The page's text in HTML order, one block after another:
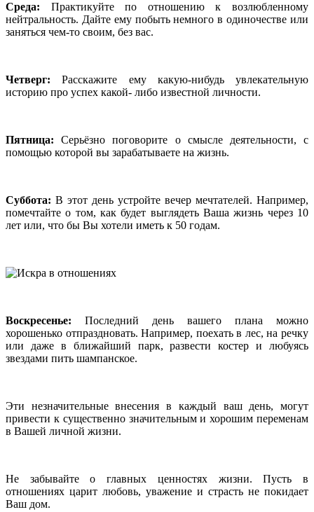
Среда: Практикуйте по отношению к возлюбленному
нейтральность. Дайте ему побыть немного в одиночестве или
заняться чем-то своим, без вас.
Четверг: Расскажите ему какую-нибудь увлекательную
историю про успех какой- либо известной личности.
Пятница: Серьёзно поговорите о смысле деятельности, с
помощью которой вы зарабатываете на жизнь.
Суббота: В этот день устройте вечер мечтателей. Например,
помечтайте о том, как будет выглядеть Ваша жизнь через 10
лет или, что бы Вы хотели иметь к 50 годам.
Воскресенье: Последний день вашего плана можно
хорошенько отпраздновать. Например, поехать в лес, на речку
или даже в ближайший парк, развести костер и любуясь
звездами пить шампанское.
Эти незначительные внесения в каждый ваш день, могут
привести к существенно значительным и хорошим переменам
в Вашей личной жизни.
Не забывайте о главных ценностях жизни. Пусть в
отношениях царит любовь, уважение и страсть не покидает
Ваш дом.